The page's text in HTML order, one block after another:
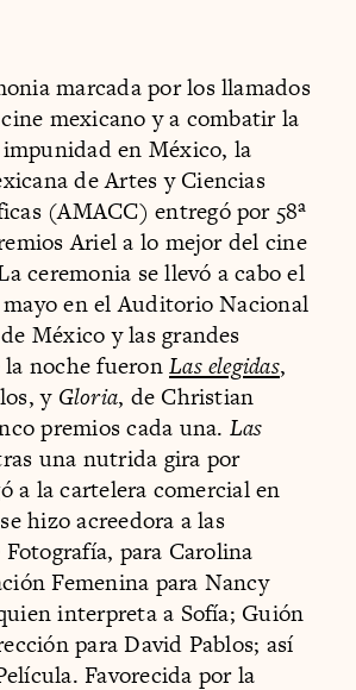
marcada por los llamados
mexicano y a combatir la
en México, la
de Artes y Ciencias
(AMACC) entregó por 58ª
Ariel a lo mejor del cine
ceremonia se llevó a cabo el
mayo en el Auditorio Nacional
México y las grandes
la noche fueronLas elegidas,
y Gloria, de Christian
premios cada una. Las
una nutrida gira por
a la cartelera comercial en
hizo acreedora a las
para Carolina
Femenina para Nancy
interpreta a Sofía; Guión
para David Pablos; así
Favorecida por la